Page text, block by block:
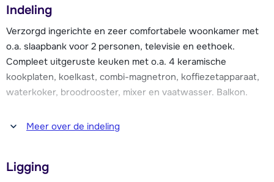
(gratis te gebruiken). Tegen betaling kun je er allerlei
behandelingen ondergaan zoals massages, en speciale
gezichts- en lichaamsbehandelingen.
Tevens is in alle appartementen Wi-Fi internet beschikbaar
(één code per appartement) en er is een parkeergarage
appartement heeft zijn eigen skiberging met
Indeling
Verzorgd ingerichte en zeer comfortabele woonkamer met
o.a. slaapbank voor 2 personen, televisie en eethoek.
Compleet uitgeruste keuken met o.a. 4 keramische
kookplaten, koelkast, combi-magnetron, koffiezetapparaat,
waterkoker, broodrooster, mixer en vaatwasser. Balkon.
Twee slaapkamers, waarvan één met een 2-persoonsbed en
Meer over de indeling
Ligging